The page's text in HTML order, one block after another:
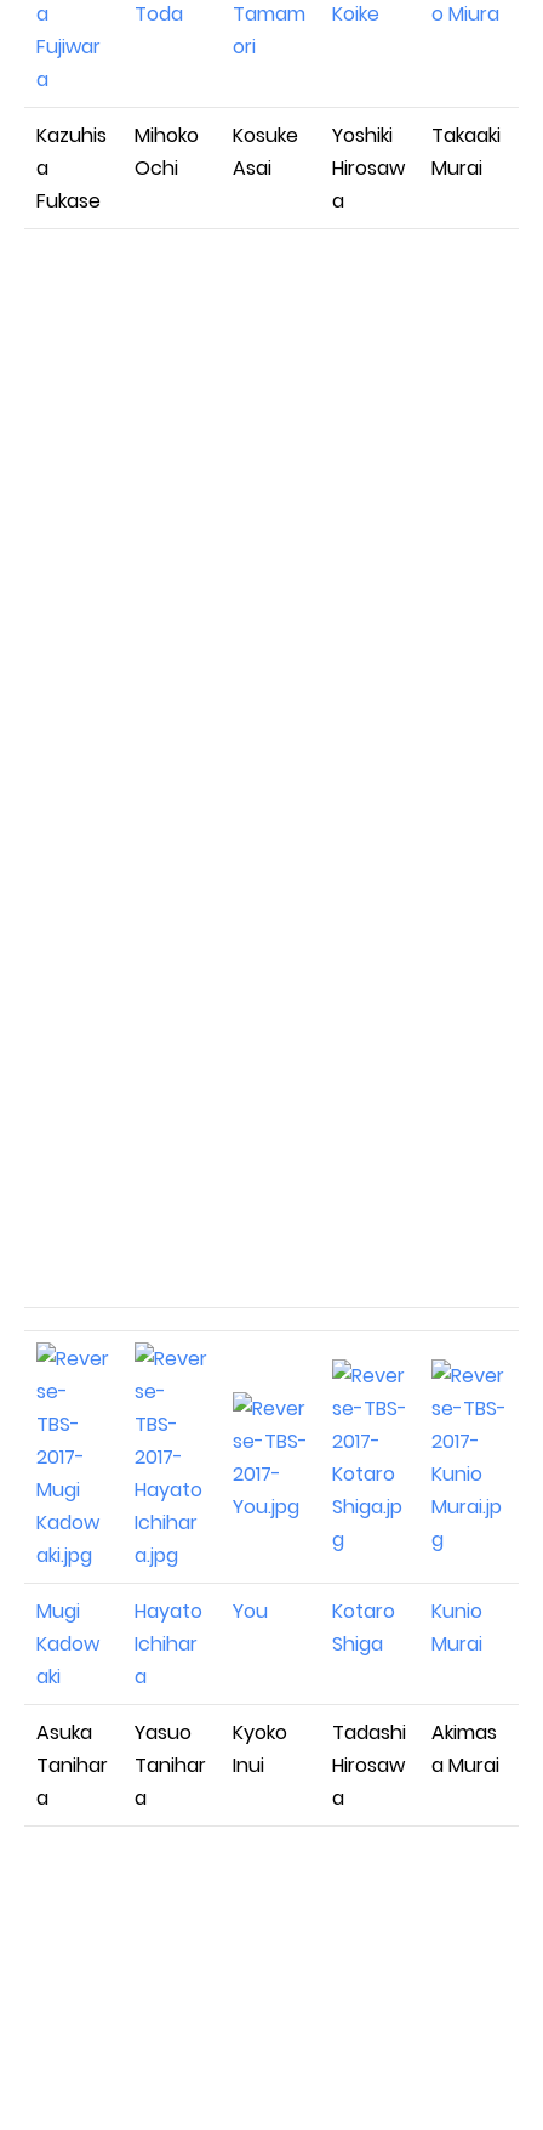
a
Fujiwar
a
Toda
Tamam
ori
Koike o Miura
Kazuhis
a
Fukase
Mihoko
Ochi
Kosuke
Asai
Yoshiki
Hirosaw
a
Takaaki
Murai
Mugi
Kadow
aki
Hayato
Ichihar
a
You
Kotaro
Shiga
Kunio
Murai
Asuka
Tanihar
a
Yasuo
Tanihar
a
Kyoko
Inui
Tadashi
Hirosaw
a
Akimas
a Murai